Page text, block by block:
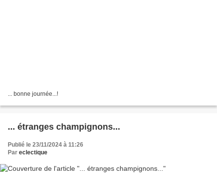
... bonne journée...!
... étranges champignons...
Publié le 23/11/2024 à 11:26
Par eclectique